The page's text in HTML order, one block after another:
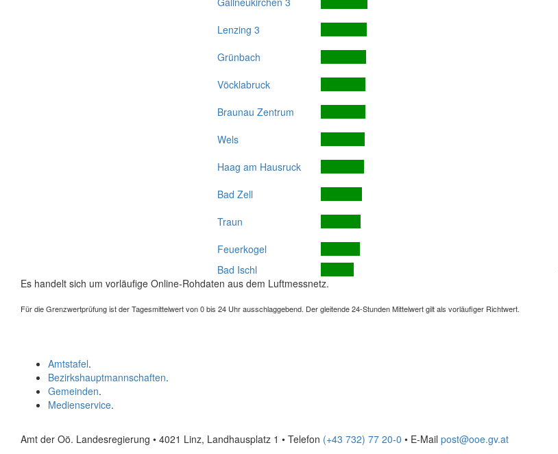
Lenzing 3
Grünbach
Vöcklabruck
Braunau Zentrum
Wels
Haag am Hausruck
Bad Zell
Traun
Feuerkogel
Bad Ischl
Es handelt sich um vorläufige Online-Rohdaten aus dem Luftmessnetz.
Für die Grenzwertprüfung ist der Tagesmittelwert von 0 bis 24 Uhr ausschlaggebend. Der gleitende 24-Stunden Mittelwert gilt als vorläufiger Richtwert.
Amtstafel.
Bezirkshauptmannschaften.
Gemeinden.
Medienservice.
Amt der Oö. Landesregierung • 4021 Linz, Landhausplatz 1 • Telefon (+43 732) 77 20-0 • E-Mail post@ooe.gv.at